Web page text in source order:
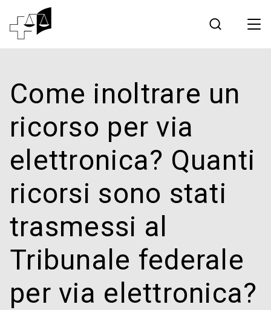
Comunicazione elettronica
Tribunale federale
Lavorare al Tribunale federale
Media
Come inoltrare un
ricorso per via
elettronica? Quanti
ricorsi sono stati
trasmessi al
Tribunale federale
per via elettronica?